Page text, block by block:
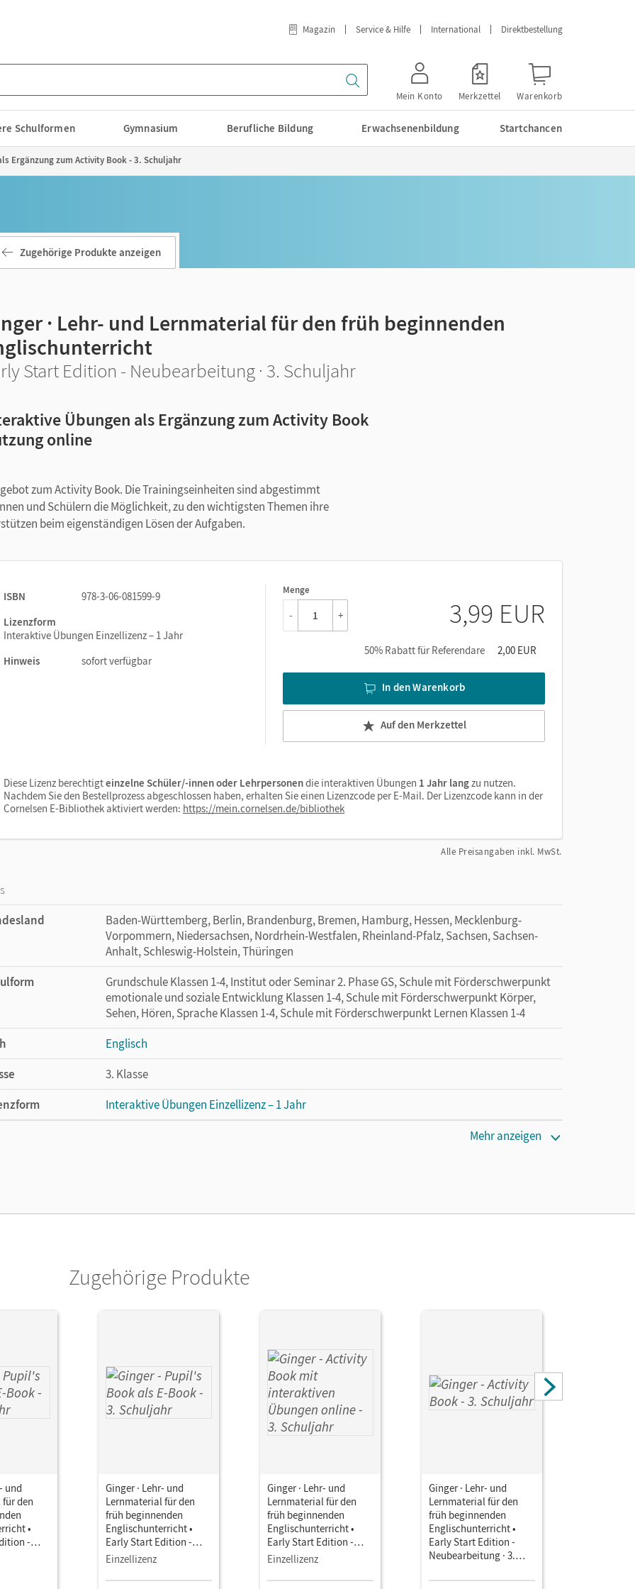
Magazin Service & Hilfe International Direktbestellung
Mein Konto Merkzettel Warenkorb
Schulformen Gymnasium Berufliche Bildung Erwachsenenbildung Startchancen
Ergänzung zum Activity Book - 3. Schuljahr
Zugehörige Produkte anzeigen
· Lehr- und Lernmaterial für den früh beginnenden
Start Edition - Neubearbeitung · 3. Schuljahr
Übungen als Ergänzung zum Activity Book
online
zum Activity Book. Die Trainingseinheiten sind abgestimmt
und Schülern die Möglichkeit, zu den wichtigsten Themen ihre
beim eigenständigen Lösen der Aufgaben.
ISBN
978-3-06-081599-9
Lizenzform
Interaktive Übungen Einzellizenz – 1 Jahr
Hinweis
sofort verfügbar
Menge
1
- + 3,99 EUR
50% Rabatt für Referendare 2,00 EUR
In den Warenkorb
Auf den Merkzettel
Diese Lizenz berechtigteinzelne Schüler/-innen oder Lehrpersonendie interaktiven Übungen 1 Jahr langzu nutzen.
Nachdem Sie den Bestellprozess abgeschlossen haben, erhalten Sie einen Lizenzcode per E-Mail. Der Lizenzcode kann in der
Cornelsen E-Bibliothek aktiviert werden: https://mein.cornelsen.de/bibliothek
Alle Preisangaben inkl. MwSt.
Baden-Württemberg, Berlin, Brandenburg, Bremen, Hamburg, Hessen, Mecklenburg-
Vorpommern, Niedersachsen, Nordrhein-Westfalen, Rheinland-Pfalz, Sachsen, Sachsen-
Anhalt, Schleswig-Holstein, Thüringen
Grundschule Klassen 1-4, Institut oder Seminar 2. Phase GS, Schule mit Förderschwerpunkt
emotionale und soziale Entwicklung Klassen 1-4, Schule mit Förderschwerpunkt Körper,
Sehen, Hören, Sprache Klassen 1-4, Schule mit Förderschwerpunkt Lernen Klassen 1-4
Englisch
3. Klasse
Interaktive Übungen Einzellizenz – 1 Jahr
Mehr anzeigen
Zugehörige Produkte
und
den
•
-
· 3.
Book
Ginger · Lehr- und
Lernmaterial für den
früh beginnenden
Englischunterricht •
Early Start Edition -
Neubearbeitung · 3.
als E-Book
Einzellizenz
Ginger · Lehr- und
Lernmaterial für den
früh beginnenden
Englischunterricht •
Early Start Edition -
Neubearbeitung · 3.
Book mit interaktiven
Einzellizenz
Ginger · Lehr- und
Lernmaterial für den
früh beginnenden
Englischunterricht •
Early Start Edition -
Neubearbeitung · 3.
Book Mit Audio-CD,